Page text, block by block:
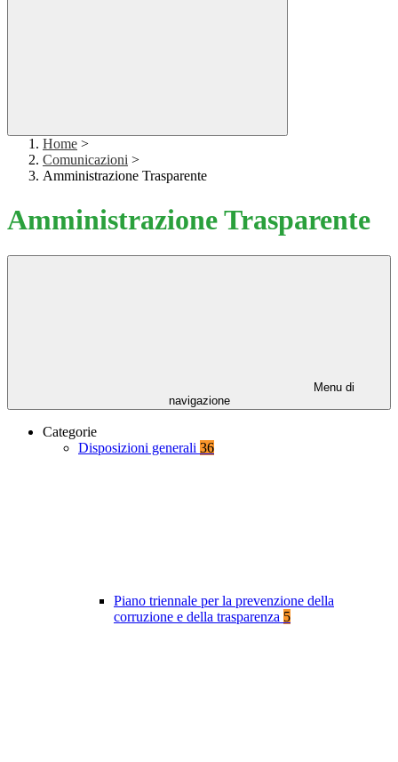
Home >
Comunicazioni >
Amministrazione Trasparente
Amministrazione Trasparente
Menu di
navigazione
Categorie
Disposizioni generali 36
Piano triennale per la prevenzione della
corruzione e della trasparenza 5